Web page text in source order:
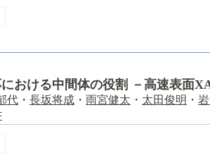
おける中間体の役割 －高速表面
代 ・ 長坂将成 ・ 雨宮健太 ・ 太田俊明 ・